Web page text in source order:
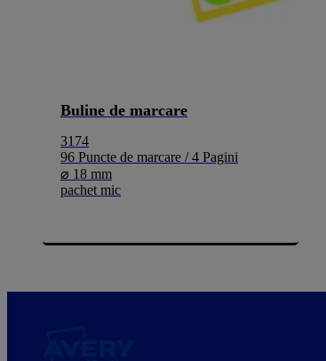
Buline de marcare
3174
96 Puncte de marcare / 4 Pagini
⌀ 18 mm
pachet mic